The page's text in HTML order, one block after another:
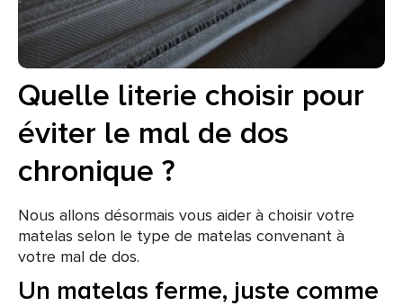
Quelle literie choisir pour
éviter le mal de dos
chronique ?
Nous allons désormais vous aider à choisir votre
matelas selon le type de matelas convenant à
votre mal de dos.
Un matelas ferme, juste comme